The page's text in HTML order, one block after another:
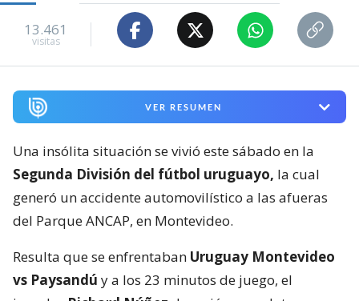
13.461
visitas
VER RESUMEN
Una insólita situación se vivió este sábado en la
Segunda División del fútbol uruguayo, la cual
generó un accidente automovilístico a las afueras
del Parque ANCAP, en Montevideo.
Resulta que se enfrentaban Uruguay Montevideo
vs Paysandú y a los 23 minutos de juego, el